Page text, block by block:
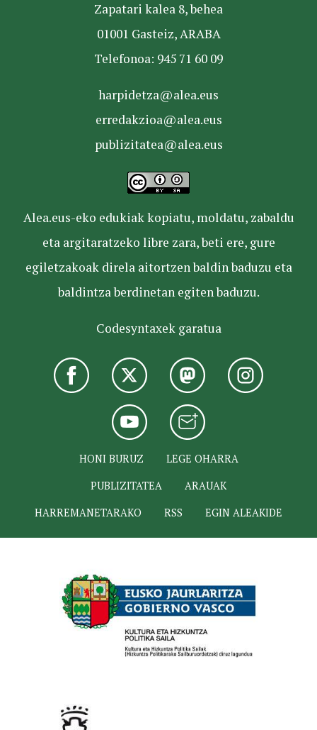
Zapatari kalea 8, behea
01001 Gasteiz, ARABA
Telefonoa: 945 71 60 09
harpidetza@alea.eus
erredakzioa@alea.eus
publizitatea@alea.eus
Alea.eus-eko edukiak kopiatu, moldatu, zabaldu
eta argitaratzeko libre zara, beti ere, gure
egiletzakoak direla aitortzen baldin baduzu eta
baldintza berdinetan egiten baduzu.
Codesyntaxek garatua
HONI BURUZ
LEGE OHARRA
PUBLIZITATEA
ARAUAK
HARREMANETARAKO
RSS EGIN ALEAKIDE